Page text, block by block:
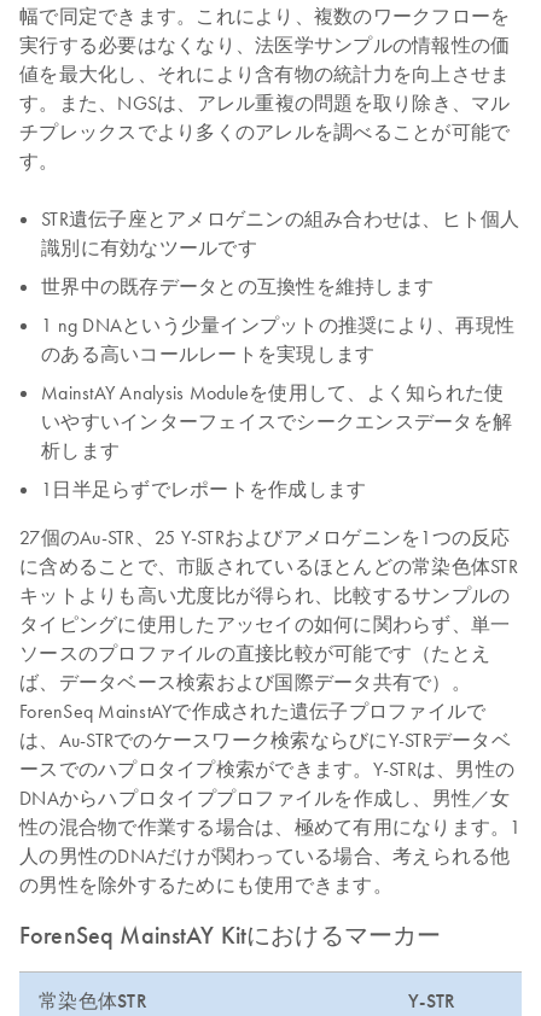
幅で同定できます。これにより、複数のワークフローを
実行する必要はなくなり、法医学サンプルの情報性の価
値を最大化し、それにより含有物の統計力を向上させま
す。また、NGSは、アレル重複の問題を取り除き、マル
チプレックスでより多くのアレルを調べることが可能で
す。
STR遺伝子座とアメロゲニンの組み合わせは、ヒト個人
識別に有効なツールです
世界中の既存データとの互換性を維持します
1 ng DNAという少量インプットの推奨により、再現性
のある高いコールレートを実現します
MainstAY Analysis Moduleを使用して、よく知られた使
いやすいインターフェイスでシークエンスデータを解
析します
1日半足らずでレポートを作成します
27個のAu-STR、25 Y-STRおよびアメロゲニンを1つの反応
に含めることで、市販されているほとんどの常染色体STR
キットよりも高い尤度比が得られ、比較するサンプルの
タイピングに使用したアッセイの如何に関わらず、単一
ソースのプロファイルの直接比較が可能です（たとえ
ば、データベース検索および国際データ共有で）。
ForenSeq MainstAYで作成された遺伝子プロファイルで
は、Au-STRでのケースワーク検索ならびにY-STRデータベ
ースでのハプロタイプ検索ができます。Y-STRは、男性の
DNAからハプロタイププロファイルを作成し、男性／女
性の混合物で作業する場合は、極めて有用になります。1
人の男性のDNAだけが関わっている場合、考えられる他
の男性を除外するためにも使用できます。
ForenSeq MainstAY Kitにおけるマーカー
常染色体STR Y-STR